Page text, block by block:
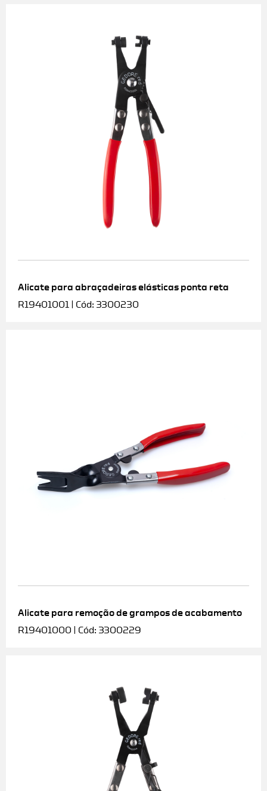
Alicate para abraçadeiras elásticas ponta reta
R19401001 | Cód: 3300230
Alicate para remoção de grampos de acabamento
R19401000 | Cód: 3300229